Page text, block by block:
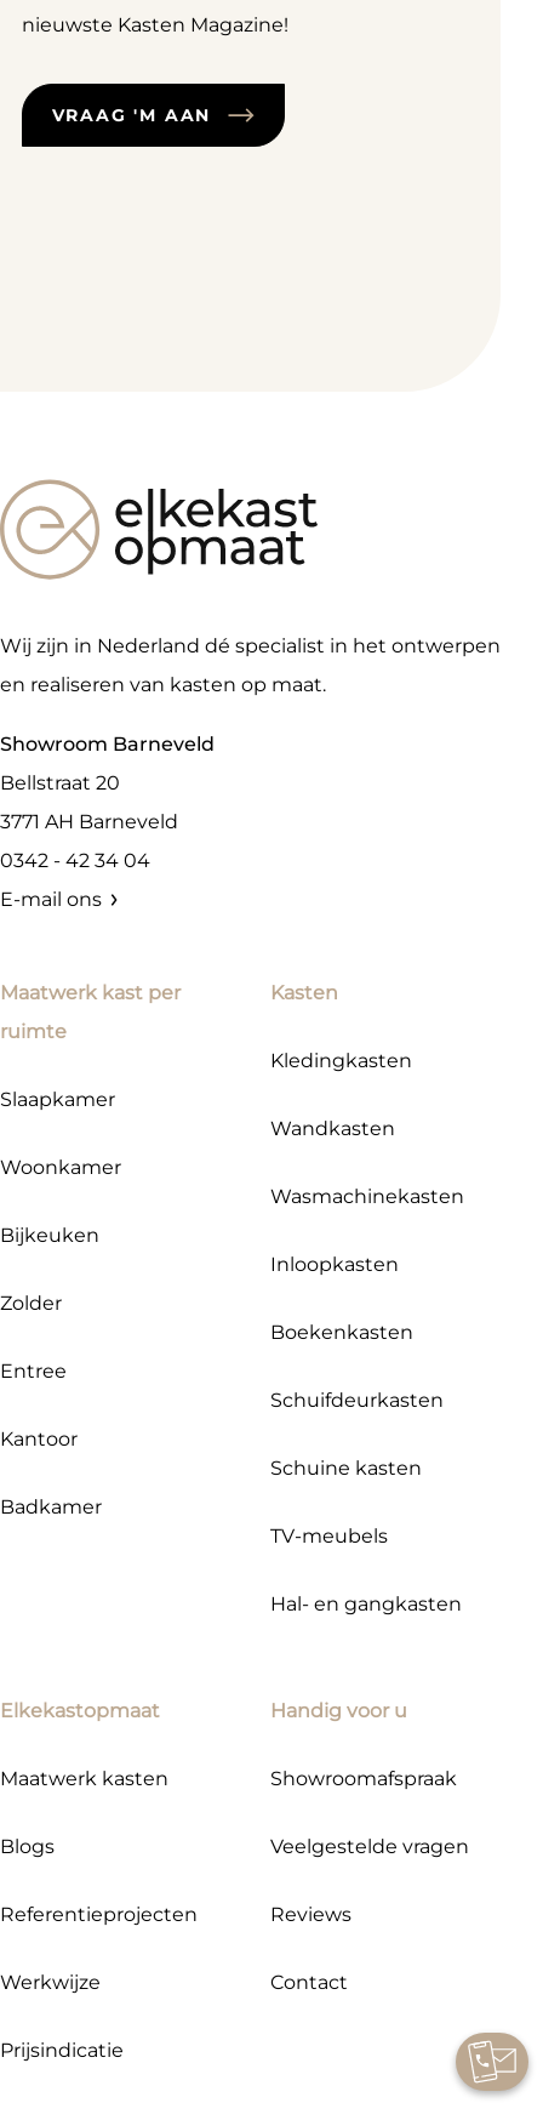
nieuwste Kasten Magazine!
VRAAG 'M AAN
Wij zijn in Nederland dé specialist in het ontwerpen
en realiseren van kasten op maat.
Showroom Barneveld
Bellstraat 20
3771 AH Barneveld
0342 - 42 34 04
E-mail ons
Maatwerk kast per
ruimte
Slaapkamer
Woonkamer
Bijkeuken
Zolder
Entree
Kantoor
Badkamer
Kasten
Kledingkasten
Wandkasten
Wasmachinekasten
Inloopkasten
Boekenkasten
Schuifdeurkasten
Schuine kasten
TV-meubels
Hal- en gangkasten
Elkekastopmaat
Maatwerk kasten
Blogs
Referentieprojecten
Werkwijze
Prijsindicatie
Handig voor u
Showroomafspraak
Veelgestelde vragen
Reviews
Contact